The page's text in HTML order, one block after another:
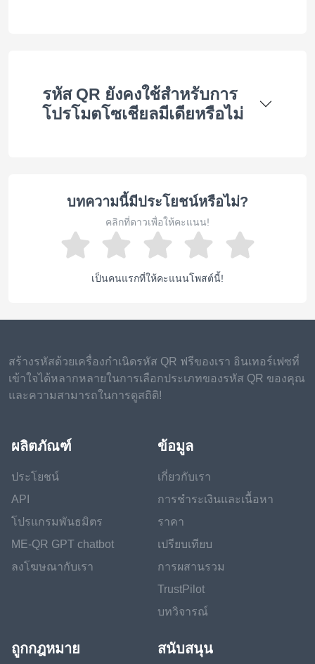
รหัส QR ยังคงใช้สำหรับการ
โปรโมตโซเชียลมีเดียหรือไม่
บทความนี้มีประโยชน์หรือไม่?
คลิกที่ดาวเพื่อให้คะแนน!
เป็นคนแรกที่ให้คะแนนโพสต์นี้!
สร้างรหัสด้วยเครื่องกำเนิดรหัส QR ฟรีของเรา อินเทอร์เฟซที่
เข้าใจได้หลากหลายในการเลือกประเภทของรหัส QR ของคุณ
และความสามารถในการดูสถิติ!
ผลิตภัณฑ์
ประโยชน์
API
โปรแกรมพันธมิตร
ME-QR GPT chatbot
ลงโฆษณากับเรา
ข้อมูล
เกี่ยวกับเรา
การชำระเงินและเนื้อหา
ราคา
เปรียบเทียบ
การผสานรวม
TrustPilot
บทวิจารณ์
ถูกกฎหมาย สนับสนุน